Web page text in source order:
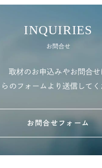
INQUIRIES
お問合せ
取材のお申込みやお問合せ
らのフォームより送信してく
お問合せフォーム